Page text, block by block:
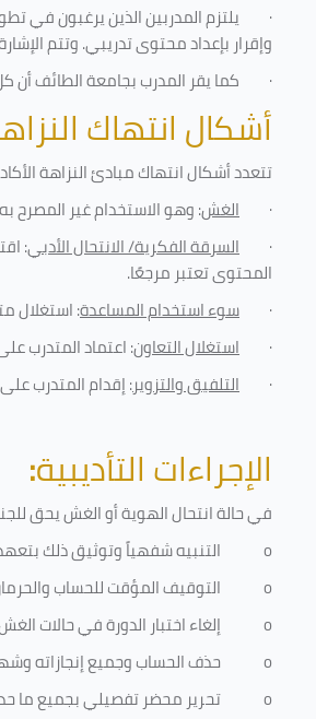
· يلتزم المدربين الذين يرغبون في
وإقرار بإعداد محتوى تدريبي. وتتم
· كما يقر المدرب بجامعة الطائف
أشكال انتهاك
تتعدد أشكال انتهاك مبادئ النزاهة
· الغش: وهو الاستخدام غير المصرح
· السرقة الفكرية/ الانتحال الأدبي:
المحتوى تعتبر مرجعًا.
· سوء استخدام المساعدة: استغلال
· استغلال التعاون: اعتماد المتدرب
· التلفيق والتزوير: إقدام المتدرب
الإجراءات التأديبية:
في حالة انتحال الهوية أو الغش يحق للجنة
o
التنبيه شفهياً وتوثيق ذلك
o
التوقيف المؤقت للحساب
o
إلغاء اختبار الدورة في حالات
o
حذف الحساب وجميع إنجازاته
o
تحرير محضر تفصيلي بجميع ما